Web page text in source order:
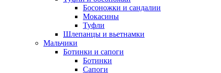
Босоножки и сандалии
Мокасины
Туфли
Шлепанцы и вьетнамки
Мальчики
Ботинки и сапоги
Ботинки
Сапоги